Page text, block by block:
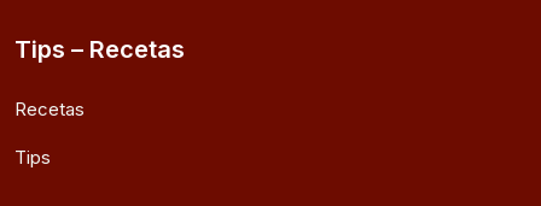
Tips – Recetas
Recetas
Tips